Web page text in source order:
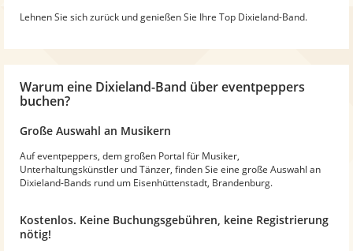
Lehnen Sie sich zurück und genießen Sie Ihre Top Dixieland-Band.
Warum eine Dixieland-Band über eventpeppers
buchen?
Große Auswahl an Musikern
Auf eventpeppers, dem großen Portal für Musiker,
Unterhaltungskünstler und Tänzer, finden Sie eine große Auswahl an
Dixieland-Bands rund um Eisenhüttenstadt, Brandenburg.
Kostenlos. Keine Buchungsgebühren, keine Registrierung
nötig!